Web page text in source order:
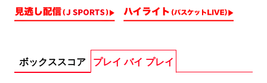
ボックススコア プレイ バイ プレイ